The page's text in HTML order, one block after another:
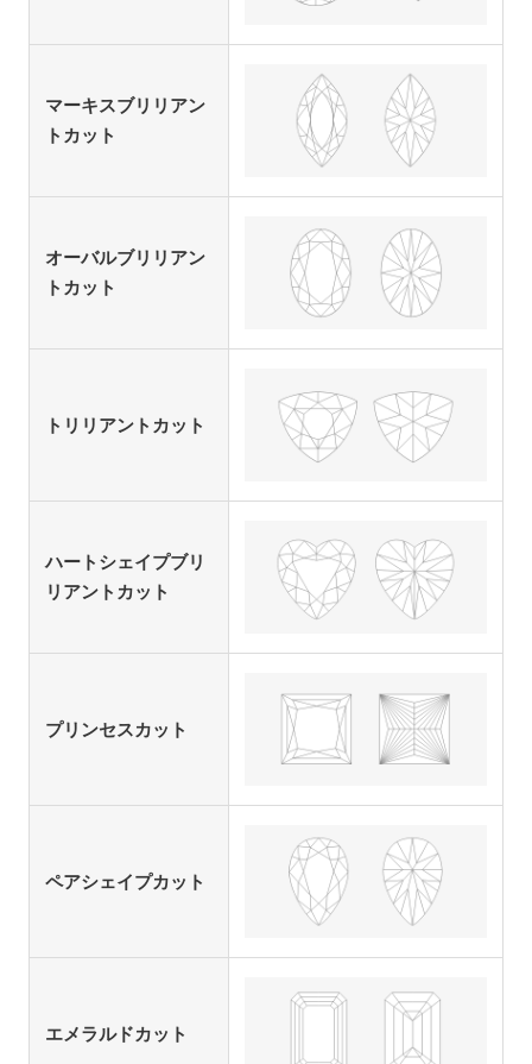
マーキスブリリアン
トカット
オーバルブリリアン
トカット
トリリアントカット
ハートシェイプブリ
リアントカット
プリンセスカット
ペアシェイプカット
エメラルドカット